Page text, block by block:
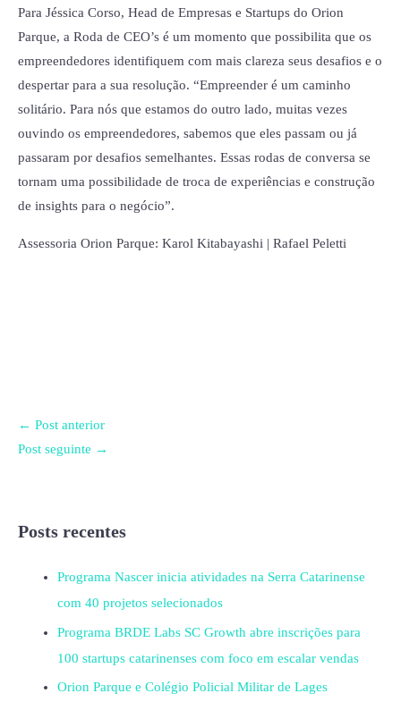
Para Jéssica Corso, Head de Empresas e Startups do Orion
Parque, a Roda de CEO’s é um momento que possibilita que os
empreendedores identifiquem com mais clareza seus desafios e o
despertar para a sua resolução. “Empreender é um caminho
solitário. Para nós que estamos do outro lado, muitas vezes
ouvindo os empreendedores, sabemos que eles passam ou já
passaram por desafios semelhantes. Essas rodas de conversa se
tornam uma possibilidade de troca de experiências e construção
de insights para o negócio”.
Assessoria Orion Parque: Karol Kitabayashi | Rafael Peletti
← Post anterior
Post seguinte →
Posts recentes
Programa Nascer inicia atividades na Serra Catarinense
com 40 projetos selecionados
Programa BRDE Labs SC Growth abre inscrições para
100 startups catarinenses com foco em escalar vendas
Orion Parque e Colégio Policial Militar de Lages